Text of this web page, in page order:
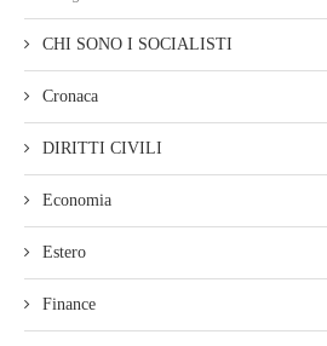
CHI SONO I SOCIALISTI
Cronaca
DIRITTI CIVILI
Economia
Estero
Finance